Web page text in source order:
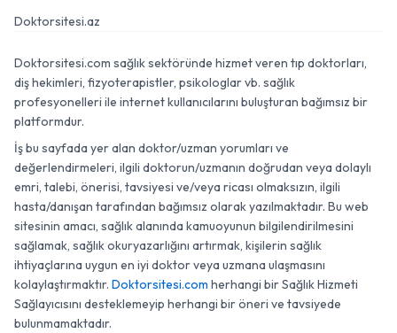
Doktorsitesi.az
Doktorsitesi.com sağlık sektöründe hizmet veren tıp doktorları,
diş hekimleri, fizyoterapistler, psikologlar vb. sağlık
profesyonelleri ile internet kullanıcılarını buluşturan bağımsız bir
platformdur.
İş bu sayfada yer alan doktor/uzman yorumları ve
değerlendirmeleri, ilgili doktorun/uzmanın doğrudan veya dolaylı
emri, talebi, önerisi, tavsiyesi ve/veya ricası olmaksızın, ilgili
hasta/danışan tarafından bağımsız olarak yazılmaktadır. Bu web
sitesinin amacı, sağlık alanında kamuoyunun bilgilendirilmesini
sağlamak, sağlık okuryazarlığını artırmak, kişilerin sağlık
ihtiyaçlarına uygun en iyi doktor veya uzmana ulaşmasını
kolaylaştırmaktır. Doktorsitesi.com herhangi bir Sağlık Hizmeti
Sağlayıcısını desteklemeyip herhangi bir öneri ve tavsiyede
bulunmamaktadır.